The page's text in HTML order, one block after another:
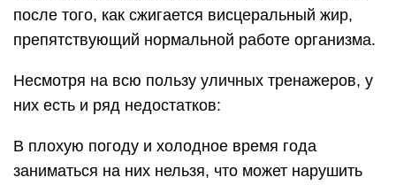
после того, как сжигается висцеральный жир,
препятствующий нормальной работе организма.
Несмотря на всю пользу уличных тренажеров, у
них есть и ряд недостатков:
В плохую погоду и холодное время года
заниматься на них нельзя, что может нарушить